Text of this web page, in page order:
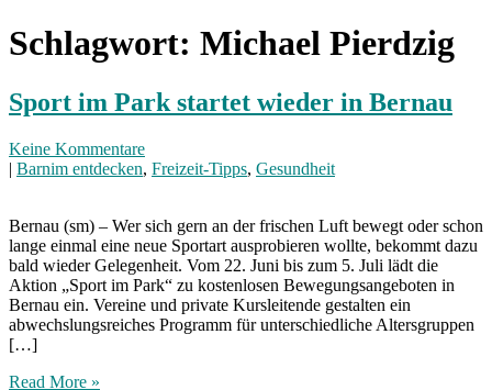
Schlagwort: Michael Pierdzig
Sport im Park startet wieder in Bernau
Keine Kommentare
| Barnim entdecken, Freizeit-Tipps, Gesundheit
Bernau (sm) – Wer sich gern an der frischen Luft bewegt oder schon
lange einmal eine neue Sportart ausprobieren wollte, bekommt dazu
bald wieder Gelegenheit. Vom 22. Juni bis zum 5. Juli lädt die
Aktion „Sport im Park“ zu kostenlosen Bewegungsangeboten in
Bernau ein. Vereine und private Kursleitende gestalten ein
abwechslungsreiches Programm für unterschiedliche Altersgruppen
[…]
Read More »